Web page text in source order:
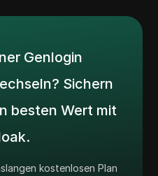
Genlogin
Sichern
besten Wert mit
kostenlosen Plan